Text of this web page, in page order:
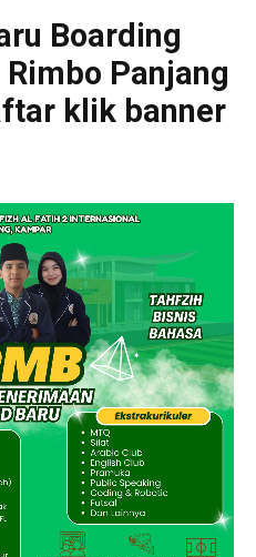
Boarding
Panjang
klik banner